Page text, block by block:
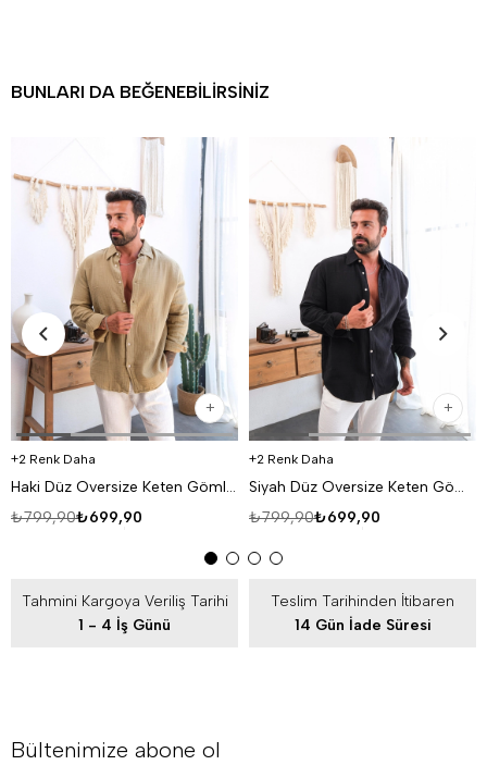
BUNLARI DA BEĞENEBILIRSINIZ
2 Renk Daha
Haki Düz Oversize Keten Gömlek VS4050
₺699,90
₺799,90
2 Renk Daha
Siyah Düz Oversize Keten Gömlek VS4050
₺699,90
₺799,90
Tahmini Kargoya Veriliş Tarihi
1 - 4 İş Günü
Teslim Tarihinden İtibaren
14 Gün İade Süresi
Bültenimize abone ol